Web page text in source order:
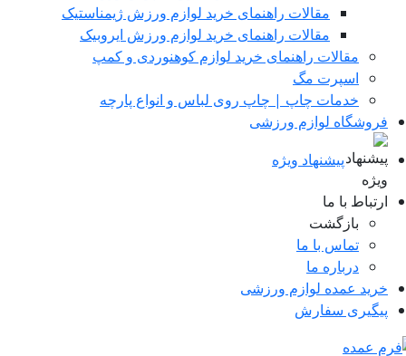
مقالات راهنمای خرید لوازم ورزش ژیمناستیک
مقالات راهنمای خرید لوازم ورزش ایروبیک
مقالات راهنمای خرید لوازم کوهنوردی و کمپ
اسپرت مگ
خدمات چاپ | چاپ روی لباس و انواع پارچه
لوازم ورزشی
پیشنهاد ویژه
با ما
بازگشت
تماس با ما
درباره ما
عمده لوازم ورزشی
سفارش